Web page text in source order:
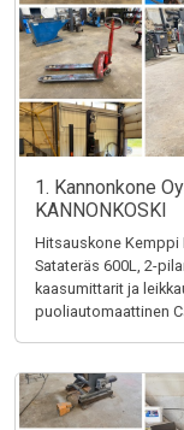
1. Kannonkone
KANNONKOSKI
Hitsauskone Kemppi
Satateräs 600L, 2-
kaasumittarit ja
puoliautomaattinen